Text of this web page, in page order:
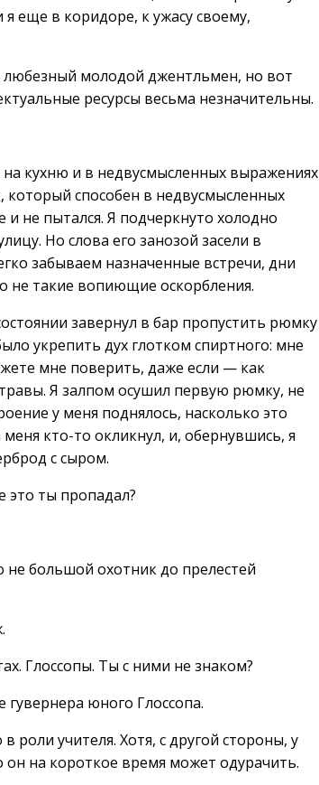
еще в коридоре, к ужасу своему,
молодой джентльмен, но вот
ресурсы весьма незначительны.
кухню и в недвусмысленных выражениях
который способен в недвусмысленных
не пытался. Я подчеркнуто холодно
Но слова его занозой засели в
забываем назначенные встречи, дни
не такие вопиющие оскорбления.
завернул в бар пропустить рюмку
укрепить дух глотком спиртного: мне
мне поверить, даже если — как
Я залпом осушил первую рюмку, не
у меня поднялось, насколько это
кто-то окликнул, и, обернувшись, я
с сыром.
это ты пропадал?
не большой охотник до прелестей
Глоссопы. Ты с ними не знаком?
юного Глоссопа.
роли учителя. Хотя, с другой стороны, у
он на короткое время может одурачить.